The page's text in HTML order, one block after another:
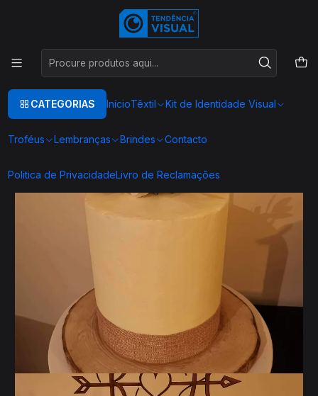
CATEGORIAS InícioTêxtil Kit de Identidade Visual
Troféus Lembranças Brindes Contacto
Politica de PrivacidadeLivro de Reclamações
Este é o texto do slideLer mais